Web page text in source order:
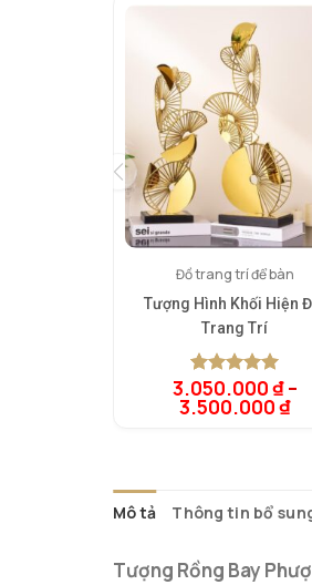
Đồ trang trí để bàn
Tượng Hình Khối Hiện
Trang Trí
5.00trên 5
dựa trên
1
3.050.000₫–
3.500.000₫
Mô tả Thông tin bổ
Tượng Rồng Bay